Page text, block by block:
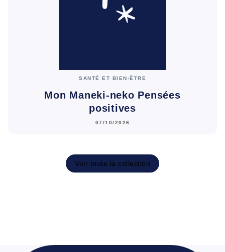
SANTÉ ET BIEN-ÊTRE
Mon Maneki-neko Pensées
positives
07/10/2026
Voir toute la collection